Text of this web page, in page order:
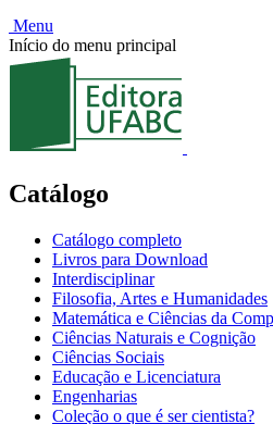
Menu
Início do menu principal
Catálogo
Catálogo completo
Livros para Download
Interdisciplinar
Filosofia, Artes e Humanidades
Matemática e Ciências da
Ciências Naturais e Cognição
Ciências Sociais
Educação e Licenciatura
Engenharias
Coleção o que é ser cientista?